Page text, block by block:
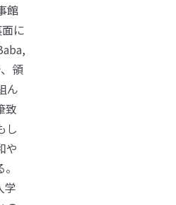
館
に
領
ん
致
し
や
学